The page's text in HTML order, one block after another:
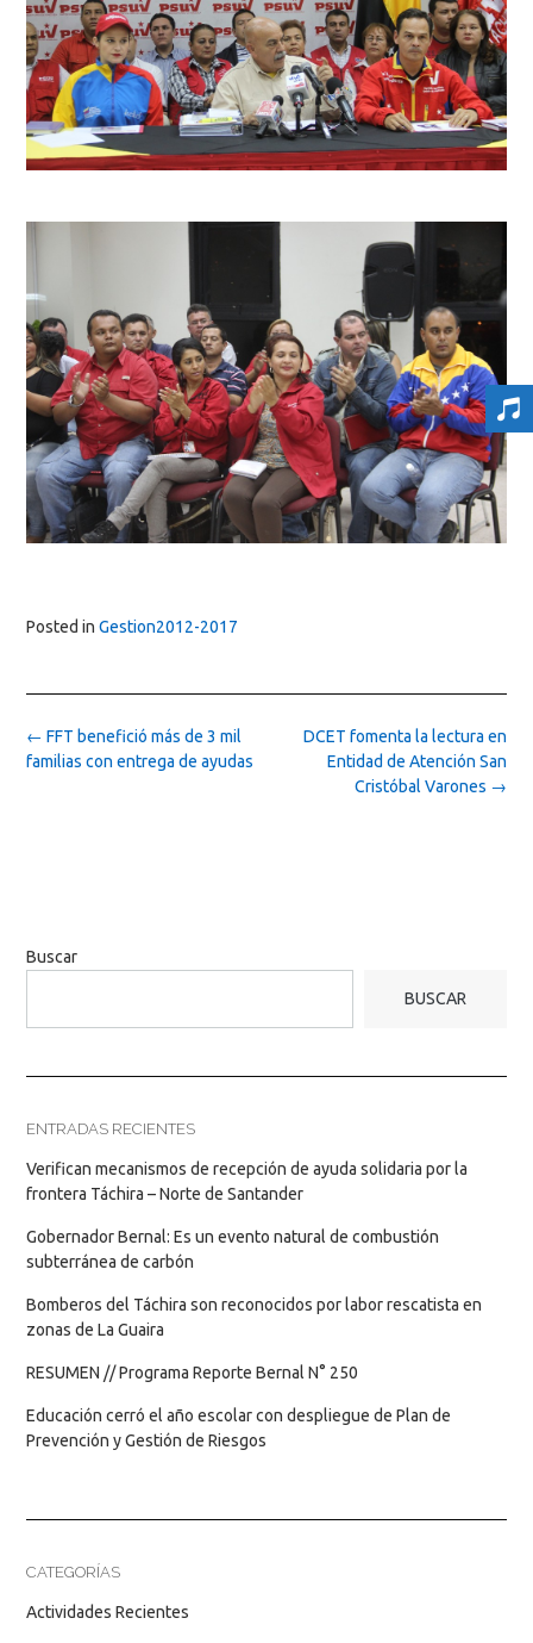
Posted in Gestion2012-2017
Post
navigation
DCET fomenta la lectura en
Entidad de Atención San
Cristóbal Varones →
← FFT benefició más de 3 mil
familias con entrega de ayudas
Buscar
BUSCAR
ENTRADAS RECIENTES
Verifican mecanismos de recepción de ayuda solidaria por la
frontera Táchira – Norte de Santander
Gobernador Bernal: Es un evento natural de combustión
subterránea de carbón
Bomberos del Táchira son reconocidos por labor rescatista en
zonas de La Guaira
RESUMEN // Programa Reporte Bernal N° 250
Educación cerró el año escolar con despliegue de Plan de
Prevención y Gestión de Riesgos
CATEGORÍAS
Actividades Recientes